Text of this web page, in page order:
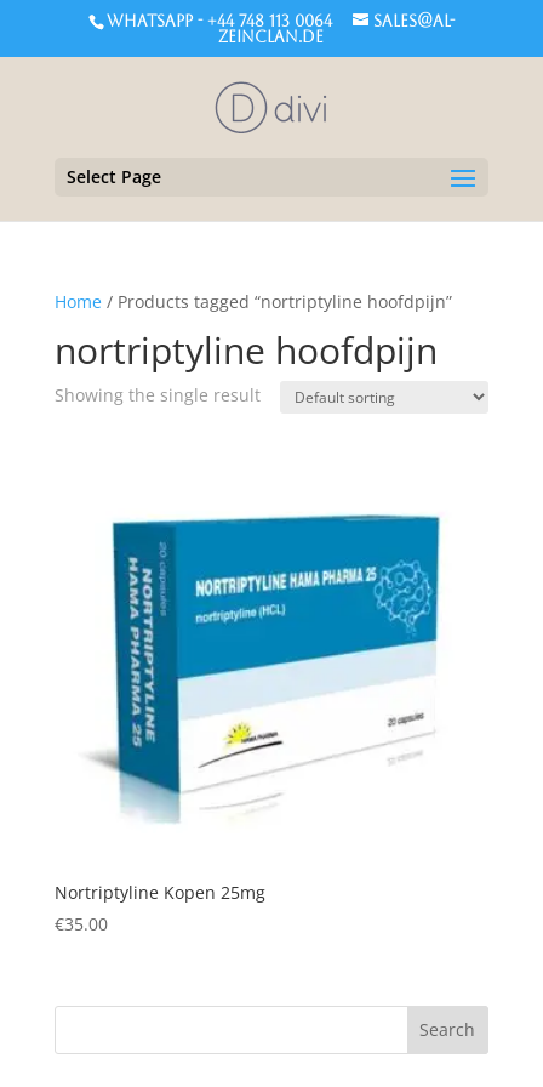
WHATSAPP - +44 748 113 0064
sales@al-
zeinclan.de
Select Page
Home/ Products tagged “nortriptyline hoofdpijn”
nortriptyline hoofdpijn
Showing the single result
Nortriptyline Kopen 25mg
€35.00
Search